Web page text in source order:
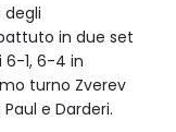
degli
in due set
6-1, 6-4 in
turno Zverev
e Darderi.